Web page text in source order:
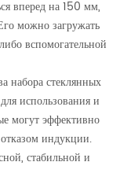
вперед на 150 мм,
можно загружать
вспомогательной
набора стеклянных
использования и
могут эффективно
индукции.
стабильной и